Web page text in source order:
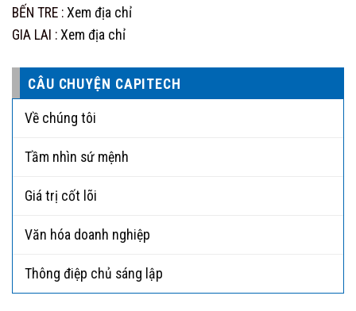
BẾN TRE : Xem địa chỉ
GIA LAI : Xem địa chỉ
CÂU CHUYỆN CAPITECH
Về chúng tôi
Tầm nhìn sứ mệnh
Giá trị cốt lõi
Văn hóa doanh nghiệp
Thông điệp chủ sáng lập